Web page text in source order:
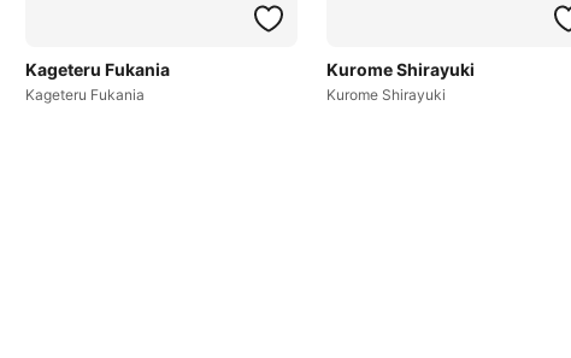
Kageteru Fukania
Kageteru Fukania
Kurome Shirayuki
Kurome Shirayuki